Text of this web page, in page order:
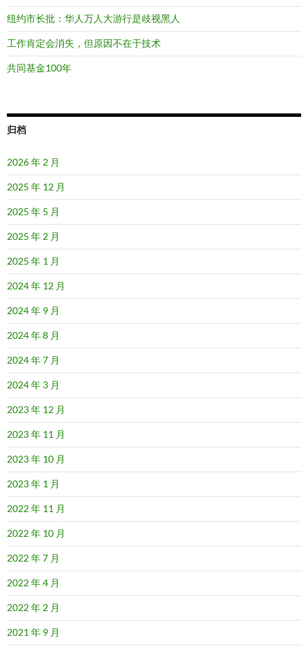
纽约市长批：华人万人大游行是歧视黑人
工作肯定会消失，但原因不在于技术
共同基金100年
归档
2026 年 2 月
2025 年 12 月
2025 年 5 月
2025 年 2 月
2025 年 1 月
2024 年 12 月
2024 年 9 月
2024 年 8 月
2024 年 7 月
2024 年 3 月
2023 年 12 月
2023 年 11 月
2023 年 10 月
2023 年 1 月
2022 年 11 月
2022 年 10 月
2022 年 7 月
2022 年 4 月
2022 年 2 月
2021 年 9 月